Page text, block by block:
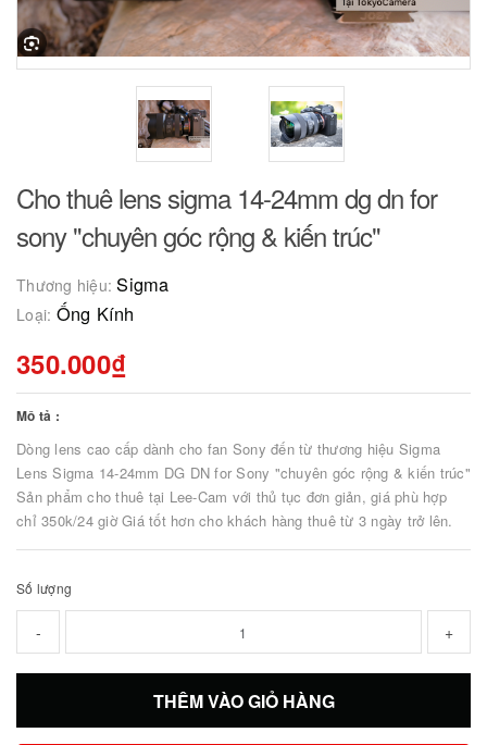
Cho thuê lens sigma 14-24mm dg dn for
sony "chuyên góc rộng & kiến trúc"
Thương hiệu:Sigma
Loại: Ống Kính
350.000₫
Mô tả :
Dòng lens cao cấp dành cho fan Sony đến từ thương hiệu Sigma
Lens Sigma 14-24mm DG DN for Sony "chuyên góc rộng & kiến trúc"
Sản phẩm cho thuê tại Lee-Cam với thủ tục đơn giản, giá phù hợp
chỉ 350k/24 giờ Giá tốt hơn cho khách hàng thuê từ 3 ngày trở lên.
Số lượng
- +
THÊM VÀO GIỎ HÀNG